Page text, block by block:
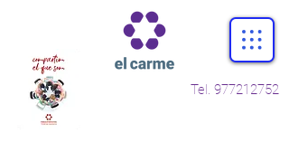
Tel. 977212752